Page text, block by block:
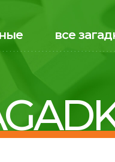
все